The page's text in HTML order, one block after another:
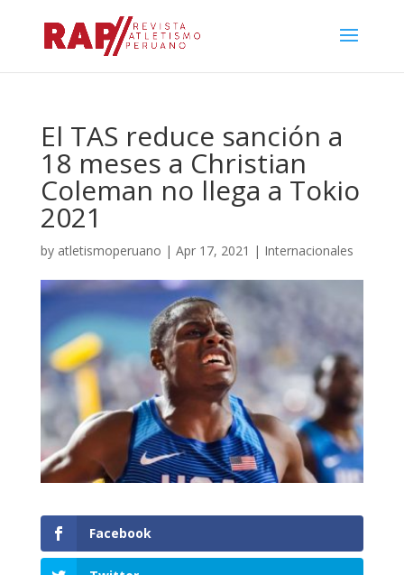
El TAS reduce sanción a
18 meses a Christian
Coleman no llega a Tokio
2021
by atletismoperuano | Apr 17, 2021 | Internacionales
Facebook